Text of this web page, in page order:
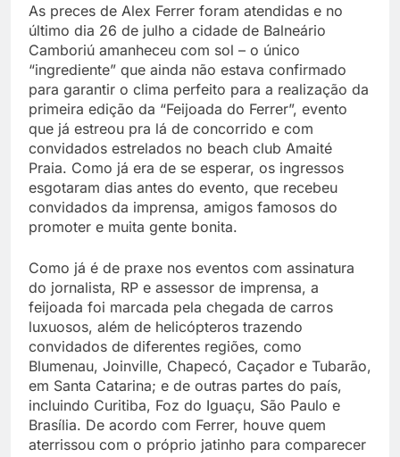
As preces de Alex Ferrer foram atendidas e no
último dia 26 de julho a cidade de Balneário
Camboriú amanheceu com sol – o único
“ingrediente” que ainda não estava confirmado
para garantir o clima perfeito para a realização da
primeira edição da “Feijoada do Ferrer”, evento
que já estreou pra lá de concorrido e com
convidados estrelados no beach club Amaité
Praia. Como já era de se esperar, os ingressos
esgotaram dias antes do evento, que recebeu
convidados da imprensa, amigos famosos do
promoter e muita gente bonita.
Como já é de praxe nos eventos com assinatura
do jornalista, RP e assessor de imprensa, a
feijoada foi marcada pela chegada de carros
luxuosos, além de helicópteros trazendo
convidados de diferentes regiões, como
Blumenau, Joinville, Chapecó, Caçador e Tubarão,
em Santa Catarina; e de outras partes do país,
incluindo Curitiba, Foz do Iguaçu, São Paulo e
Brasília. De acordo com Ferrer, houve quem
aterrissou com o próprio jatinho para comparecer